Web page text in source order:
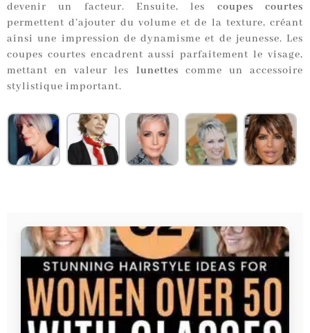
devenir un facteur. Ensuite, les coupes courtes
permettent d’ajouter du volume et de la texture, créant
ainsi une impression de dynamisme et de jeunesse. Les
coupes courtes encadrent aussi parfaitement le visage,
mettant en valeur les lunettes comme un accessoire
stylistique important.